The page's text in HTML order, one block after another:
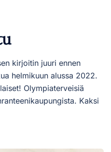
kirjoitin juuri ennen
helmikuun alussa 2022.
Olympiaterveisiä
Kaksi